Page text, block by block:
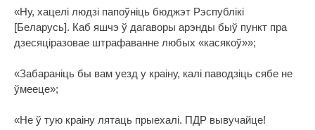
«Ну, хацелі людзі папоўніць бюджэт Рэспублікі
[Беларусь]. Каб яшчэ ў дагаворы арэнды быў пункт пра
дзесяціразовае штрафаванне любых «касякоў»»;
«Забараніць бы вам уезд у краіну, калі паводзіць сябе не
ўмееце»;
«Не ў тую краіну лятаць прыехалі. ПДР вывучайце!